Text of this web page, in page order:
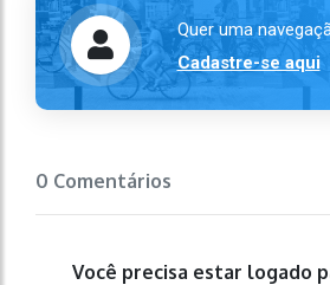
Quer uma
Cadastre-se aqui
0 Comentários
Você precisa estar logado